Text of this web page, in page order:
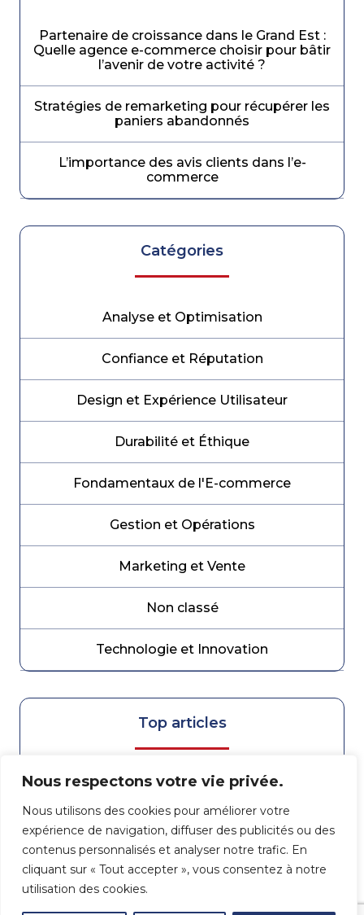
Nous respectons votre vie privée.
Nous utilisons des cookies pour améliorer votre
expérience de navigation, diffuser des publicités ou des
contenus personnalisés et analyser notre trafic. En
cliquant sur « Tout accepter », vous consentez à notre
utilisation des cookies.
Partenaire de croissance dans le Grand Est :
Quelle agence e-commerce choisir pour bâtir
l’avenir de votre activité ?
Stratégies de remarketing pour récupérer les
paniers abandonnés
L’importance des avis clients dans l’e-
commerce
Catégories
Analyse et Optimisation
Confiance et Réputation
Design et Expérience Utilisateur
Durabilité et Éthique
Fondamentaux de l'E-commerce
Gestion et Opérations
Marketing et Vente
Non classé
Technologie et Innovation
Top articles
Partenaire de croissance dans le Grand Est :
Quelle agence e-commerce choisir pour bâtir
l’avenir de votre activité ?